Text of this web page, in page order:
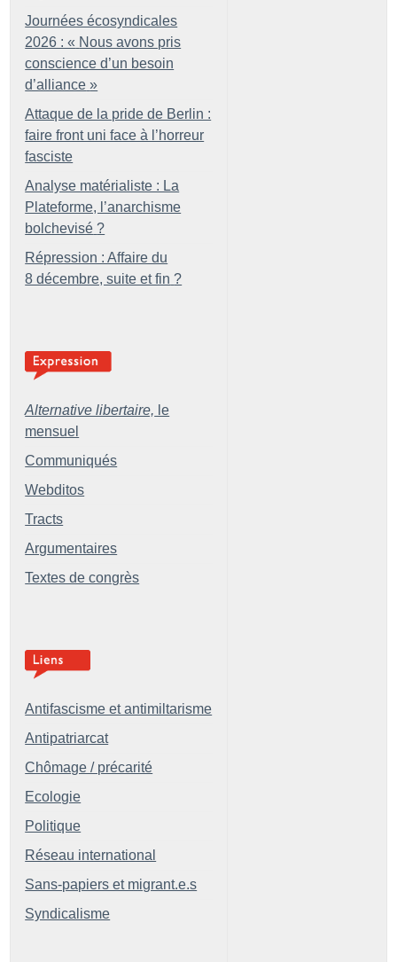
Journées écosyndicales
2026 : « Nous avons pris
conscience d’un besoin
d’alliance »
Attaque de la pride de Berlin :
faire front uni face à l’horreur
fasciste
Analyse matérialiste : La
Plateforme, l’anarchisme
bolchevisé ?
Répression : Affaire du
8 décembre, suite et fin ?
Alternative libertaire, le
mensuel
Communiqués
Webditos
Tracts
Argumentaires
Textes de congrès
Antifascisme et antimiltarisme
Antipatriarcat
Chômage / précarité
Ecologie
Politique
Réseau international
Sans-papiers et migrant.e.s
Syndicalisme